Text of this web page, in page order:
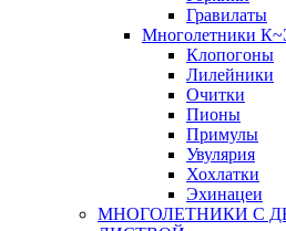
Гравилаты
Многолетники
Клопогоны
Лилейники
Очитки
Пионы
Примулы
Увулярия
Хохлатки
Эхинацеи
МНОГОЛЕТНИКИ С